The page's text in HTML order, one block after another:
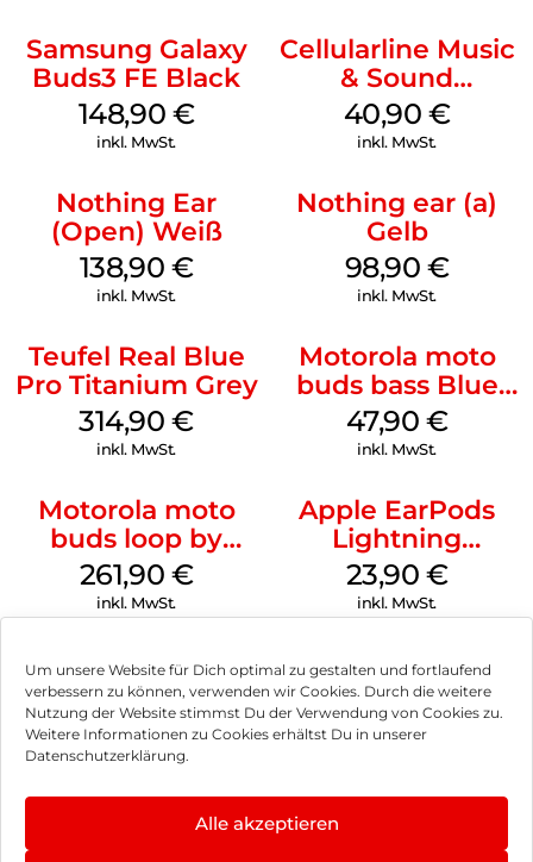
Um unsere Website für Dich optimal zu gestalten und fortlaufend
verbessern zu können, verwenden wir Cookies. Durch die weitere
Nutzung der Website stimmst Du der Verwendung von Cookies zu.
Weitere Informationen zu Cookies erhältst Du in unserer
Datenschutzerklärung.
Alle akzeptieren
Samsung Galaxy
Buds3 FE Black
148,90 €
inkl. MwSt.
Cellularline Music
& Sound
Bluetooth
Headphone MAXI
40,90 €
inkl. MwSt.
Nothing Ear
(Open) Weiß
138,90 €
inkl. MwSt.
Nothing ear (a)
Gelb
98,90 €
inkl. MwSt.
Teufel Real Blue
Pro Titanium Grey
314,90€
inkl. MwSt.
Motorola moto
buds bass Blue
Jewel
47,90 €
inkl. MwSt.
Motorola moto
buds loop by
Swarovski French
Oak
261,90 €
inkl. MwSt.
Apple EarPods
Lightning
Anschluss Weiß
23,90 €
inkl. MwSt.
Impressum